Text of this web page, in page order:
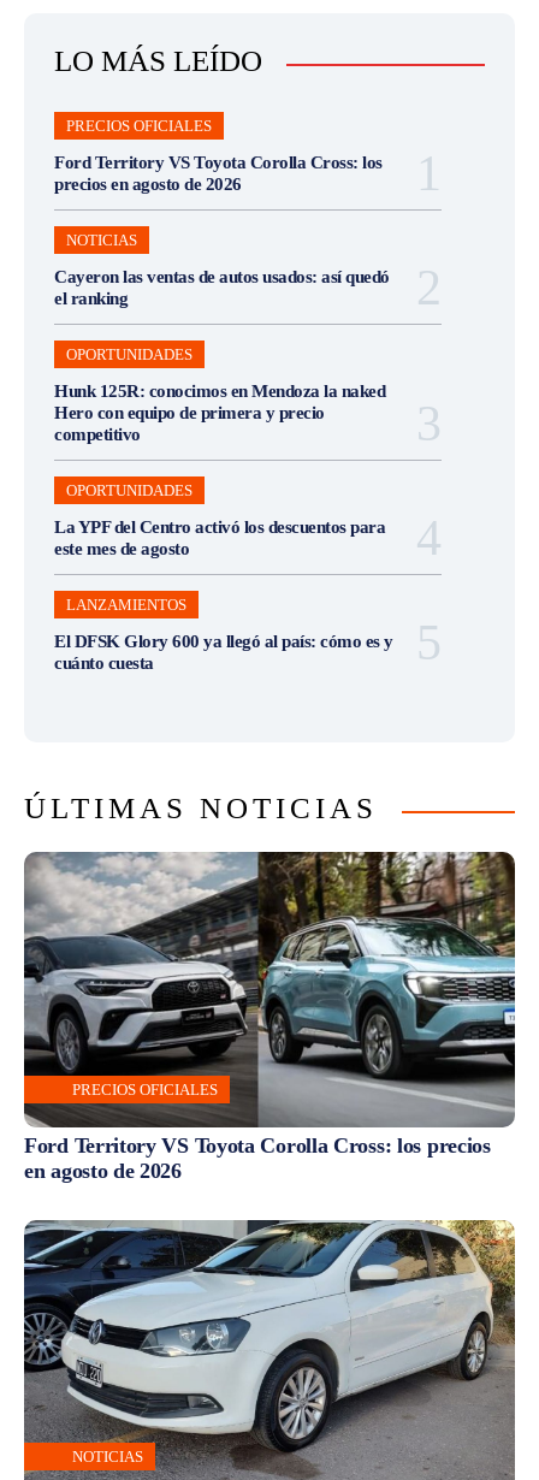
LO MÁS LEÍDO
PRECIOS OFICIALES
Ford Territory VS Toyota Corolla Cross: los
precios en agosto de 2026
NOTICIAS
Cayeron las ventas de autos usados: así quedó
el ranking
OPORTUNIDADES
Hunk 125R: conocimos en Mendoza la naked
Hero con equipo de primera y precio
competitivo
OPORTUNIDADES
La YPF del Centro activó los descuentos para
este mes de agosto
LANZAMIENTOS
El DFSK Glory 600 ya llegó al país: cómo es y
cuánto cuesta
ÚLTIMAS NOTICIAS
PRECIOS OFICIALES
Ford Territory VS Toyota Corolla Cross: los precios
en agosto de 2026
NOTICIAS